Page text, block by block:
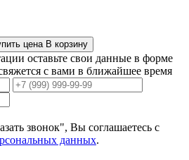
В корзину
оставьте свои данные в форме
с вами в ближайшее время
звонок", Вы соглашаетесь с
данных.